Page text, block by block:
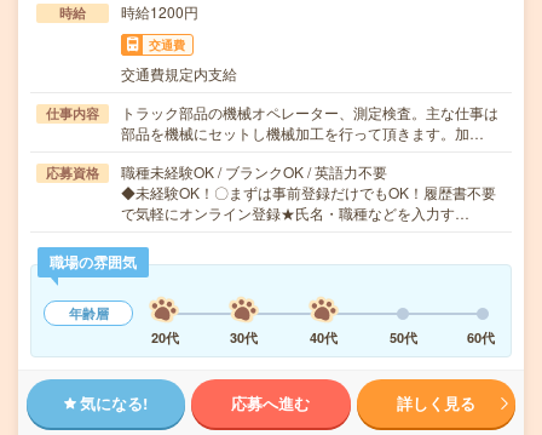
時給 時給1200円
交通費
交通費規定内支給
仕事内容
トラック部品の機械オペレーター、測定検査。主な仕事は
部品を機械にセットし機械加工を行って頂きます。加…
応募資格
職種未経験OK / ブランクOK / 英語力不要
◆未経験OK！〇まずは事前登録だけでもOK！履歴書不要
で気軽にオンライン登録★氏名・職種などを入力す…
職場の雰囲気
年齢層
20代
30代 40代 50代 60代
気になる! 応募へ進む 詳しく見る